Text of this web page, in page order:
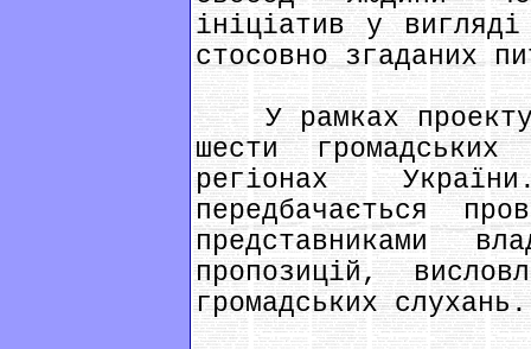
ініціатив у
стосовно згаданих
У рамках проекту
шести
регіонах
передбачається
представниками
пропозицій,
громадських слухань.